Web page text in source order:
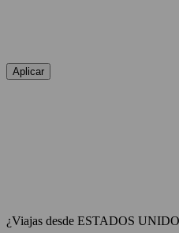
Aplicar
¿Viajas desde ESTADOS